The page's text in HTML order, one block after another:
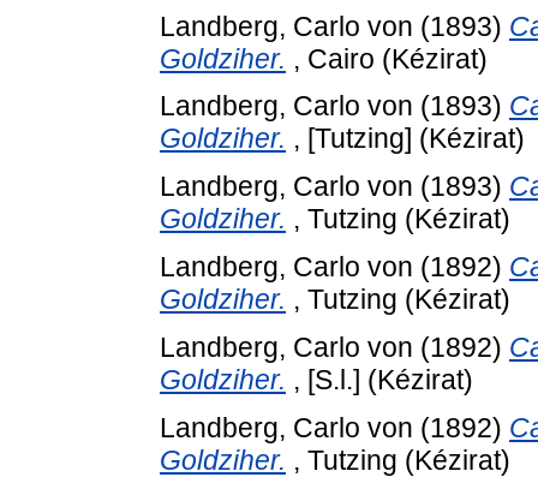
Landberg, Carlo von (1893)
Goldziher. , Cairo (Kézirat)
Landberg, Carlo von (1893)
Goldziher. , [Tutzing] (Kézirat)
Landberg, Carlo von (1893)
Goldziher. , Tutzing (Kézirat)
Landberg, Carlo von (1892)
Goldziher. , Tutzing (Kézirat)
Landberg, Carlo von (1892)
Goldziher. , [S.l.] (Kézirat)
Landberg, Carlo von (1892)
Goldziher. , Tutzing (Kézirat)